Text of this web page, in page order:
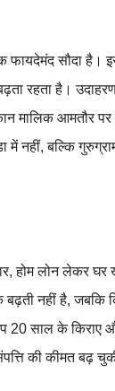
फायदेमंद सौदा है।
रहता है।
मालिक आमतौर
में नहीं, बल्कि
होम लोन लेकर घर
नहीं है, जबकि
साल के किराए
की कीमत बढ़